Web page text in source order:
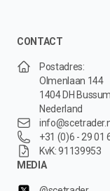
CONTACT
Postadres:
Olmenlaan 144
1404 DH Bussum
Nederland
+31 (0)6 - 29 01
KvK: 91139953
MEDIA